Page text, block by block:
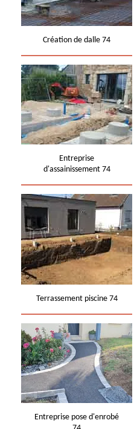
Création de dalle 74
Entreprise
d'assainissement 74
Terrassement piscine 74
Entreprise pose d'enrobé